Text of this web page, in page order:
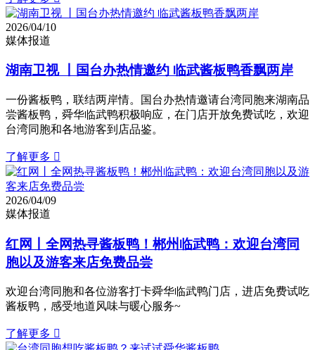
2026/04/10
媒体报道
湖南卫视 丨国台办热情邀约 临武酱板鸭香飘两岸
一份酱板鸭，联结两岸情。国台办热情邀请台湾同胞来湖南品
尝酱板鸭，舜华临武鸭积极响应，在门店开放免费试吃，欢迎
台湾同胞和各地游客到店品鉴。
了解更多 
2026/04/09
媒体报道
红网丨全网热寻酱板鸭！郴州临武鸭：欢迎台湾同
胞以及游客来店免费品尝
欢迎台湾同胞和各位游客打卡舜华临武鸭门店，进店免费试吃
酱板鸭，感受地道风味与暖心服务~
了解更多 